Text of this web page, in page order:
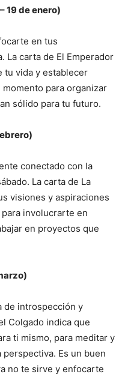
19 de enero)
en tus
La carta de El Emperador
tu vida y establecer
para organizar
sólido para tu futuro.
conectado con la
La carta de La
visiones y aspiraciones
involucrarte en
en proyectos que
de introspección y
Colgado indica que
ti mismo, para meditar y
Es un buen
no te sirve y enfocarte